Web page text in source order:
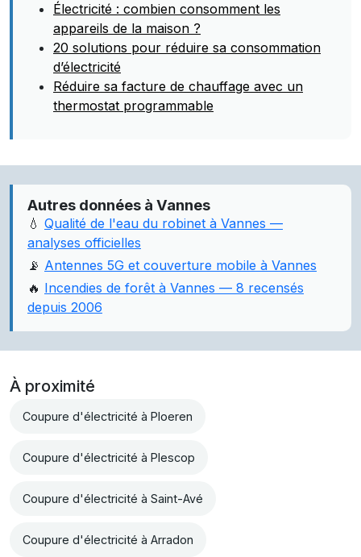
Électricité : combien consomment les
appareils de la maison ?
20 solutions pour réduire sa consommation
d’électricité
Réduire sa facture de chauffage avec un
thermostat programmable
Autres données à Vannes
💧 Qualité de l'eau du robinet à Vannes —
analyses officielles
📡 Antennes 5G et couverture mobile à Vannes
🔥 Incendies de forêt à Vannes — 8 recensés
depuis 2006
À proximité
Coupure d'électricité à Ploeren
Coupure d'électricité à Plescop
Coupure d'électricité à Saint-Avé
Coupure d'électricité à Arradon